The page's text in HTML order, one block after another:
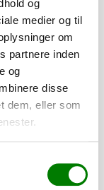
og
medier og til
om
partnere inden
og
disse
dem, eller som
038 r/h
215,00kr.
kr. ekskl. moms